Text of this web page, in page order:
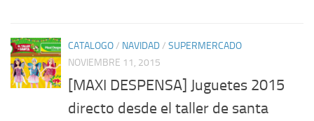
CATALOGO/ NAVIDAD/ SUPERMERCADO
NOVIEMBRE 11, 2015
[MAXI DESPENSA] Juguetes 2015
directo desde el taller de santa